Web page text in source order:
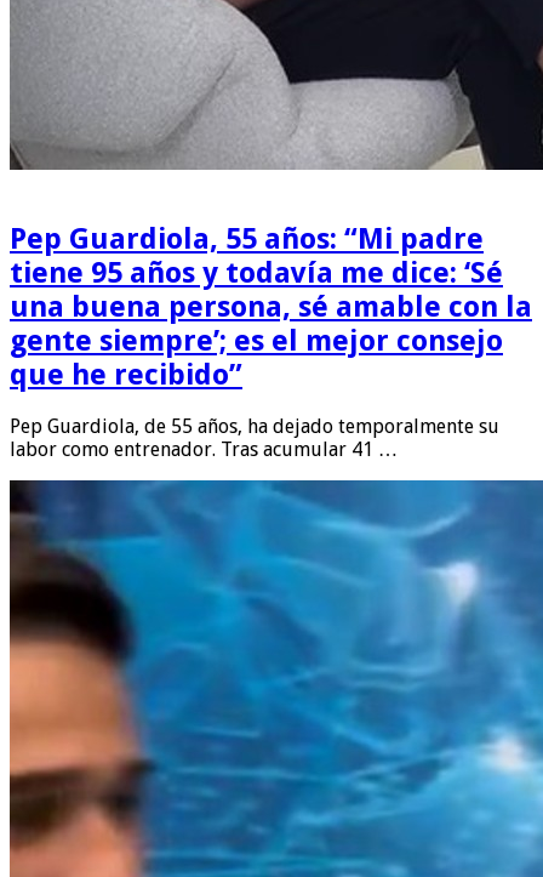
Pep Guardiola, 55 años: “Mi padre
tiene 95 años y todavía me dice: ‘Sé
una buena persona, sé amable con la
gente siempre’; es el mejor consejo
que he recibido”
Pep Guardiola, de 55 años, ha dejado temporalmente su
labor como entrenador. Tras acumular 41 …